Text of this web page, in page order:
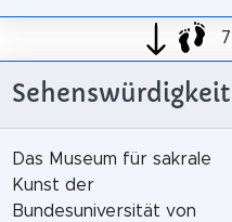
Das Museum für sakrale
Kunst der
Bundesuniversität von